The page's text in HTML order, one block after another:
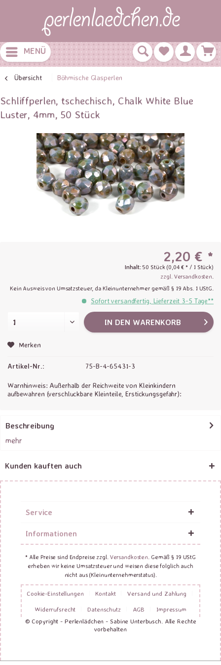
MENÜ
Übersicht Böhmische Glasperlen
Schliffperlen, tschechisch, Chalk White Blue
Luster, 4mm, 50 Stück
2,20 € *
Inhalt:50 Stück (0,04 € * / 1 Stück)
zzgl. Versandkosten.
Kein Ausweis von Umsatzsteuer, da Kleinunternehmer gemäß § 19 Abs. 1 UStG.
Sofort versandfertig, Lieferzeit 3-5 Tage**
IN DEN WARENKORB
Merken
Artikel-Nr.: 75-B-4-65431-3
Warnhinweis: Außerhalb der Reichweite von Kleinkindern
aufbewahren (verschluckbare Kleinteile, Erstickungsgefahr):
Beschreibung
mehr
Kunden kauften auch
Service
Informationen
* Alle Preise sind Endpreise zzgl. Versandkosten. Gemäß § 19 UStG
erheben wir keine Umsatzsteuer und weisen diese folglich auch
nicht aus (Kleinunternehmerstatus).
Cookie-Einstellungen Kontakt
Versand und Zahlung
Widerrufsrecht
Datenschutz AGB
Impressum
© Copyright - Perlenlädchen - Sabine Unterbusch. Alle Rechte
vorbehalten